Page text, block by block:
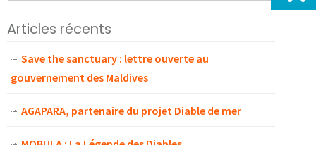
Articles récents
Save the sanctuary : lettre ouverte au
gouvernement des Maldives
AGAPARA, partenaire du projet Diable de mer